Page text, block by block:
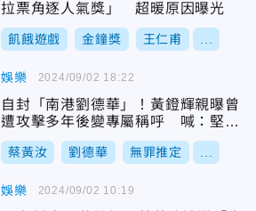
拉票角逐人氣獎」 超暖原因曝光
飢餓遊戲 金鐘獎 王仁甫
娛樂
自封「南港劉德華」！黃鐙輝親曝曾
遭攻擊多年後變專屬稱呼 喊：堅持
到底就習慣
蔡黃汝 劉德華 無罪推定
2024/09/02 18:22
娛樂 2024/09/02 10:19